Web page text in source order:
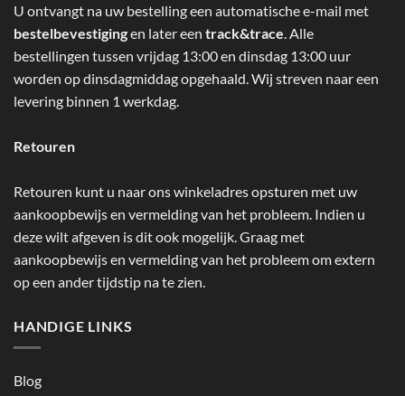
U ontvangt na uw bestelling een automatische e-mail met
bestelbevestigingen later een track&trace . Alle
bestellingen tussen vrijdag 13:00 en dinsdag 13:00 uur
worden op dinsdagmiddag opgehaald. Wij streven naar een
levering binnen 1 werkdag.
Retouren
Retouren kunt u naar ons winkeladres opsturen met uw
aankoopbewijs en vermelding van het probleem. Indien u
deze wilt afgeven is dit ook mogelijk. Graag met
aankoopbewijs en vermelding van het probleem om extern
op een ander tijdstip na te zien.
HANDIGE LINKS
Blog